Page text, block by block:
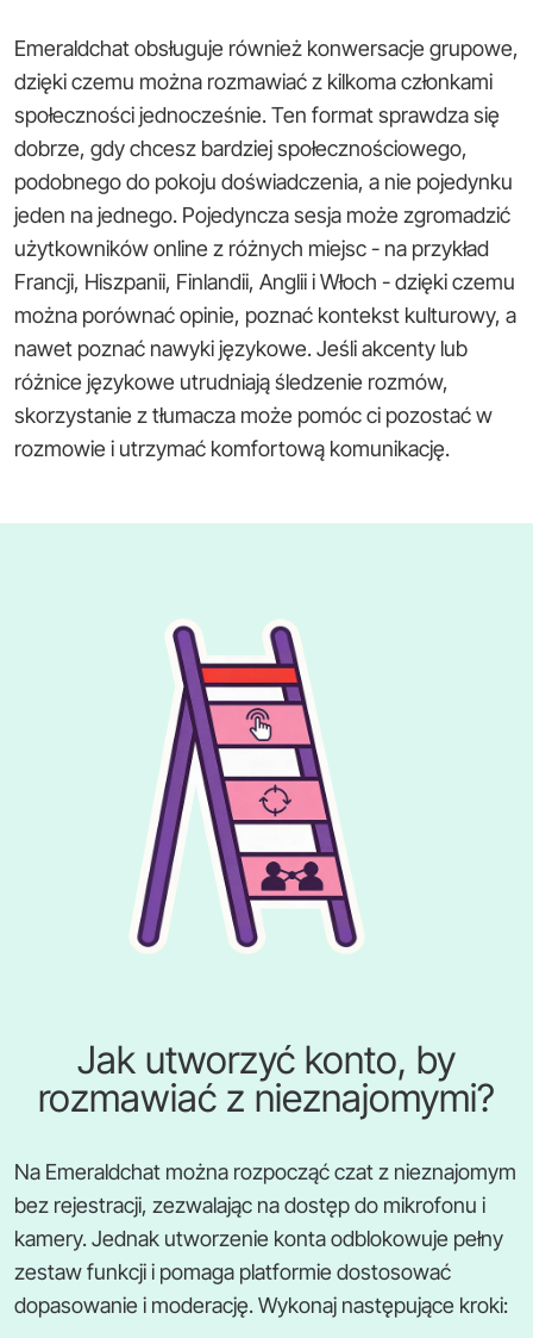
Emeraldchat obsługuje również konwersacje grupowe,
dzięki czemu można rozmawiać z kilkoma członkami
społeczności jednocześnie. Ten format sprawdza się
dobrze, gdy chcesz bardziej społecznościowego,
podobnego do pokoju doświadczenia, a nie pojedynku
jeden na jednego. Pojedyncza sesja może zgromadzić
użytkowników online z różnych miejsc - na przykład
Francji, Hiszpanii, Finlandii, Anglii i Włoch - dzięki czemu
można porównać opinie, poznać kontekst kulturowy, a
nawet poznać nawyki językowe. Jeśli akcenty lub
różnice językowe utrudniają śledzenie rozmów,
skorzystanie z tłumacza może pomóc ci pozostać w
rozmowie i utrzymać komfortową komunikację.
Jak utworzyć konto, by
rozmawiać z nieznajomymi?
Na Emeraldchat można rozpocząć czat z nieznajomym
bez rejestracji, zezwalając na dostęp do mikrofonu i
kamery. Jednak utworzenie konta odblokowuje pełny
zestaw funkcji i pomaga platformie dostosować
dopasowanie i moderację. Wykonaj następujące kroki: